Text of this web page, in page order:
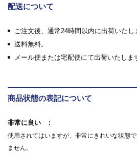
配送について
ご注文後、通常24時間以内に出荷いたし
送料無料。
メール便または宅配便にて出荷いたしま
商品状態の表記について
非常に良い
使用されてはいますが、非常にきれいな状態
ません。